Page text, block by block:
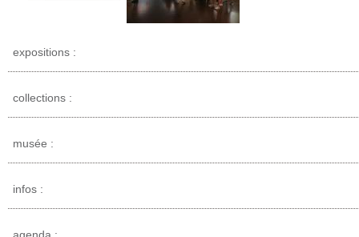
expositions :
collections :
musée :
infos :